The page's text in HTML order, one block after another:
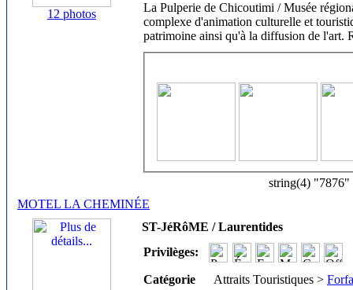
12 photos
La Pulperie de Chicoutimi / Musée
complexe d'animation culturelle et
patrimoine ainsi qu'à la diffusion de l'art.
string(4) "7876"
MOTEL LA CHEMINÉE
ST-JéRôME / Laurentides
Privilèges:
Catégorie Attraits Touristiques >